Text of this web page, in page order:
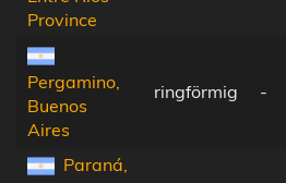
Province
Pergamino,
Buenos
Aires
ringförmig -
Paraná,